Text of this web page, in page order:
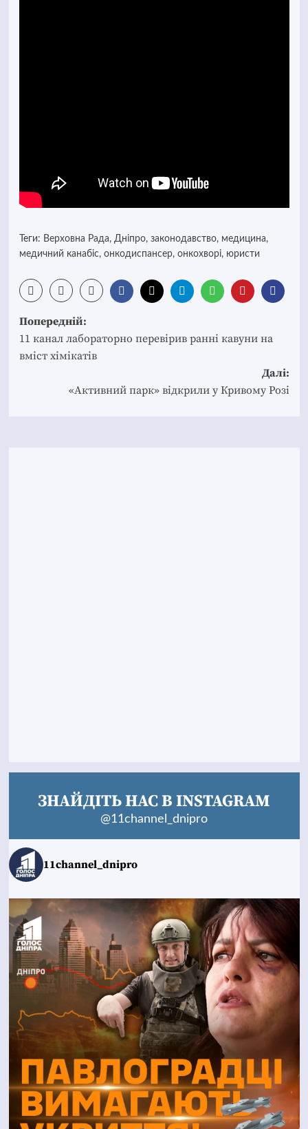
Теги: Верховна Рада, Дніпро, законодавство, медицина,
медичний канабіс, онкодиспансер, онкохворі, юристи
Post
navigation
Попередній:
11 канал лабораторно перевірив ранні кавуни на
вміст хімікатів
Далі:
«Активний парк» відкрили у Кривому Розі
ЗНАЙДІТЬ НАС В INSTAGRAM
@11channel_dnipro
11channel_dnipro